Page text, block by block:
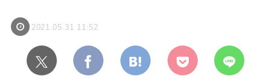
2021.05.31 11:52